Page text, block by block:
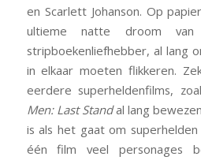
en Scarlett Johanson. Op
ultieme natte droom van
stripboekenliefhebber, al lang
in elkaar moeten flikkeren.
eerdere superheldenfilms,
Men: Last Standal lang
is als het gaat om
één film veel personages